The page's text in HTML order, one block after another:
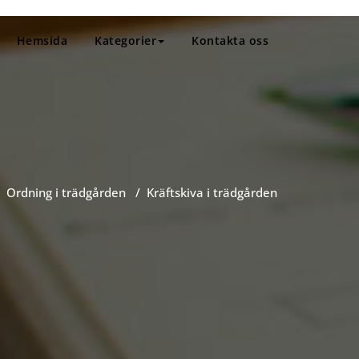
Hemsida Kategorier Kontakta oss
Ordning i trädgården / Kräftskiva i trädgården